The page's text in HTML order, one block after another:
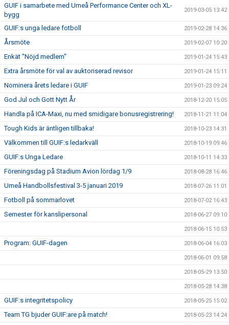
GUIF i samarbete med Umeå Performance Center och XL-
bygg
2019-03-05 13:42
GUIF:s unga ledare fotboll 2019-02-28 14:36
Årsmöte 2019-02-07 10:20
Enkät "Nöjd medlem" 2019-01-24 15:43
Extra årsmöte för val av auktoriserad revisor 2019-01-24 15:11
Nominera årets ledare i GUIF 2019-01-23 09:24
God Jul och Gott Nytt År 2018-12-20 15:05
Handla på ICA-Maxi, nu med smidigare bonusregistrering! 2018-11-21 11:04
Tough Kids är äntligen tillbaka! 2018-10-23 14:31
Välkommen till GUIF:s ledarkväll 2018-10-19 09:46
GUIF:s Unga Ledare 2018-10-11 14:33
Föreningsdag på Stadium Avion lördag 1/9 2018-08-28 16:46
Umeå Handbollsfestival 3-5 januari 2019 2018-07-26 11:01
Fotboll på sommarlovet 2018-07-02 16:43
Semester för kanslipersonal 2018-06-27 09:10
2018-06-15 10:53
Program: GUIF-dagen 2018-06-04 16:03
2018-06-01 09:58
2018-05-29 13:50
2018-05-28 14:38
GUIF:s integritetspolicy 2018-05-25 15:02
Team TG bjuder GUIF:are på match! 2018-05-23 14:24